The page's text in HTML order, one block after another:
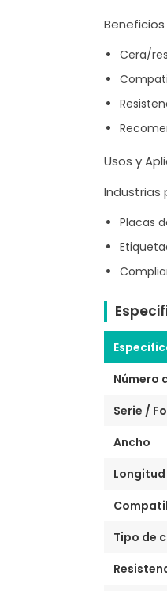
Cera/
Usos y
Industrias
Placas
Número
Serie /
Ancho
Longitud
Tipo de